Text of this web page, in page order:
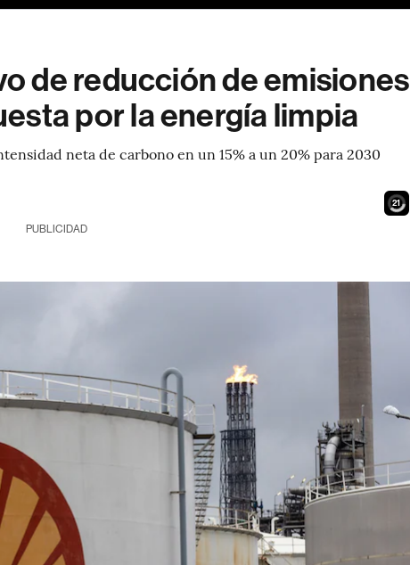
de reducción de emisiones
por la energía limpia
neta de carbono en un 15% a un 20% para 2030
19
PUBLICIDAD